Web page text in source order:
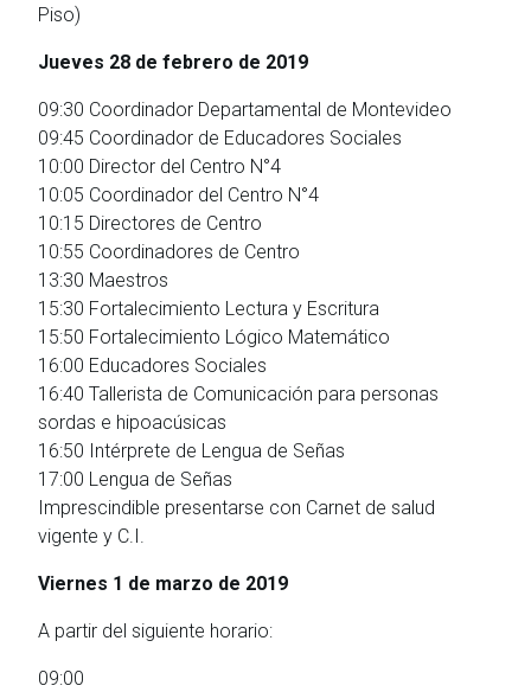
Piso)
Jueves 28 de febrero de 2019
09:30 Coordinador Departamental de Montevideo
09:45 Coordinador de Educadores Sociales
10:00 Director del Centro N°4
10:05 Coordinador del Centro N°4
10:15 Directores de Centro
10:55 Coordinadores de Centro
13:30 Maestros
15:30 Fortalecimiento Lectura y Escritura
15:50 Fortalecimiento Lógico Matemático
16:00 Educadores Sociales
16:40 Tallerista de Comunicación para personas
sordas e hipoacúsicas
16:50 Intérprete de Lengua de Señas
17:00 Lengua de Señas
Imprescindible presentarse con Carnet de salud
vigente y C.I.
Viernes 1 de marzo de 2019
A partir del siguiente horario:
09:00